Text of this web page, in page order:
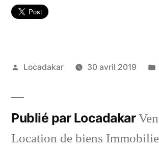
Publié
Locadakar 30 avril 2019
Publié par Locadakar
Location de biens